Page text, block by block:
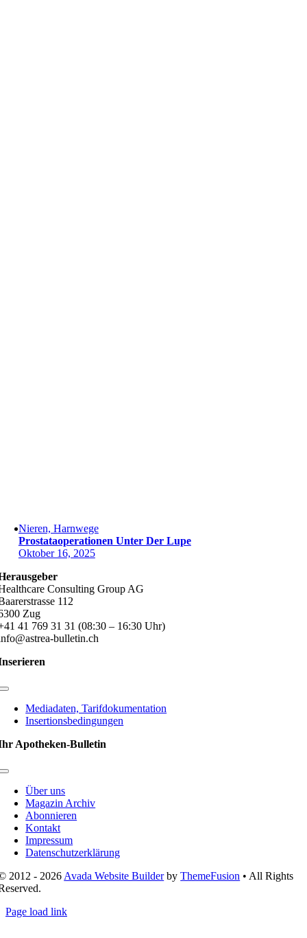
Nieren, Harnwege
Prostataoperationen Unter Der Lupe
Oktober 16, 2025
Consulting Group AG
112
Zug
41 769 31 31 (08:30 – 16:30 Uhr)
bulletin.ch
Toggle
NavigationMediadaten, Tarifdokumentation
Insertionsbedingungen
Apotheken-Bulletin
Toggle
NavigationÜber uns
Magazin Archiv
Abonnieren
Kontakt
Impressum
Datenschutzerklärung
2012 - 2026 Avada Website BuilderbyThemeFusion • All Rights
Page load link